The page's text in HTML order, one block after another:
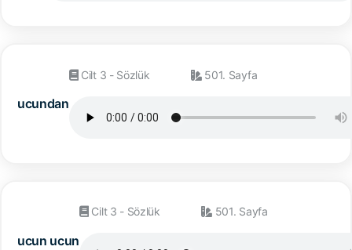
ucundan
Cilt 3 - Sözlük 501. Sayfa
ucun ucun
Cilt 3 - Sözlük 501. Sayfa